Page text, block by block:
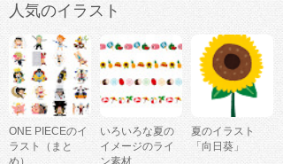
人気のイラスト
ONE PIECEのイ
ラスト（まと
め）
いろいろな夏の
イメージのライ
ン素材
夏のイラスト
「向日葵」